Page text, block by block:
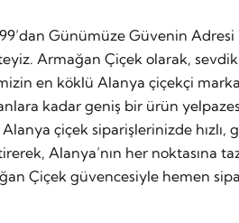
Günümüze Güvenin
Armağan Çiçek olarak,
en köklü Alanya çiçekçi
kadar geniş bir ürün
çiçek siparişlerinizde hızlı,
Alanya’nın her
Çiçek güvencesiyle hemen